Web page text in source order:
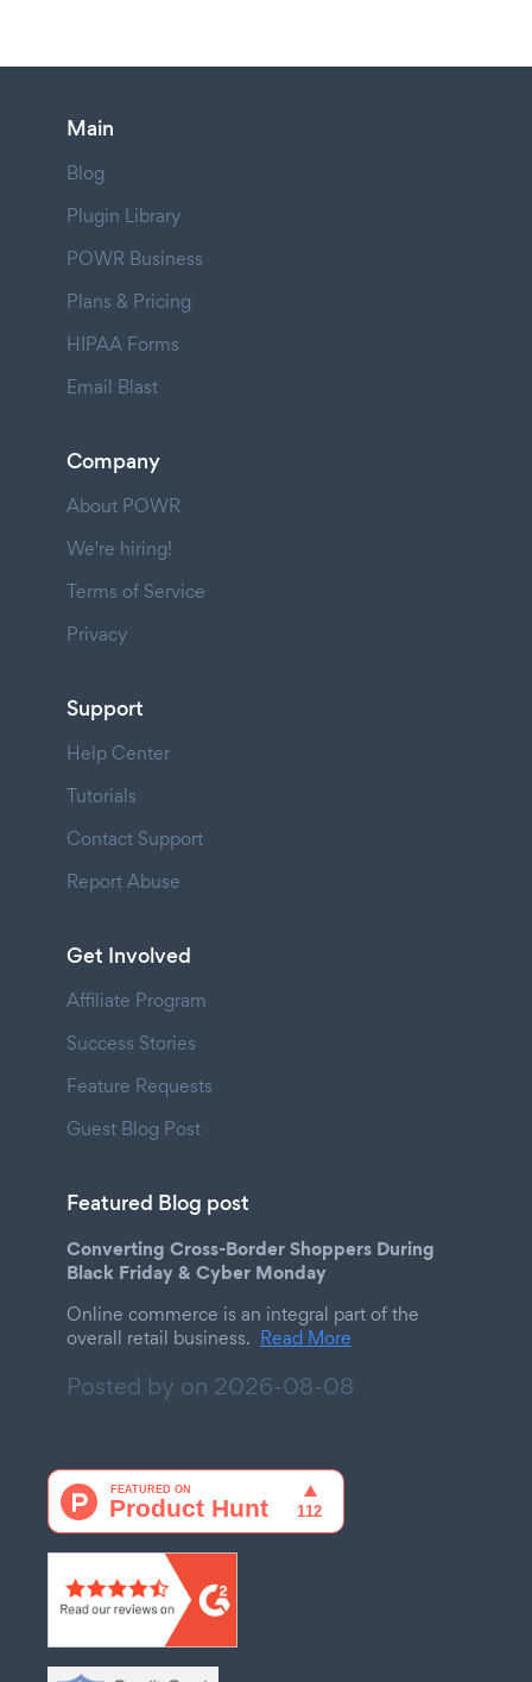
Main
Blog
Plugin Library
POWR Business
Plans & Pricing
HIPAA Forms
Email Blast
Company
About POWR
We're hiring!
Terms of Service
Privacy
Support
Help Center
Tutorials
Contact Support
Report Abuse
Get Involved
Affiliate Program
Success Stories
Feature Requests
Guest Blog Post
Featured Blog post
Converting Cross-Border Shoppers During
Black Friday & Cyber Monday
Online commerce is an integral part of the
overall retail business. Read More
Posted by on 2026-08-08